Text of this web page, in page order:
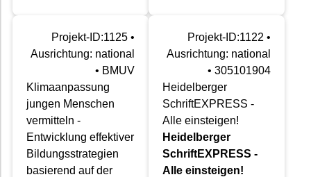
Projekt-ID:1125 •
Ausrichtung: national
• BMUV
Klimaanpassung
jungen Menschen
vermitteln -
Entwicklung effektiver
Bildungsstrategien
basierend auf der
Projekt-ID:1122 •
Ausrichtung: national
• 305101904
Heidelberger
SchriftEXPRESS -
Alle einsteigen!
Heidelberger
SchriftEXPRESS -
Alle einsteigen!